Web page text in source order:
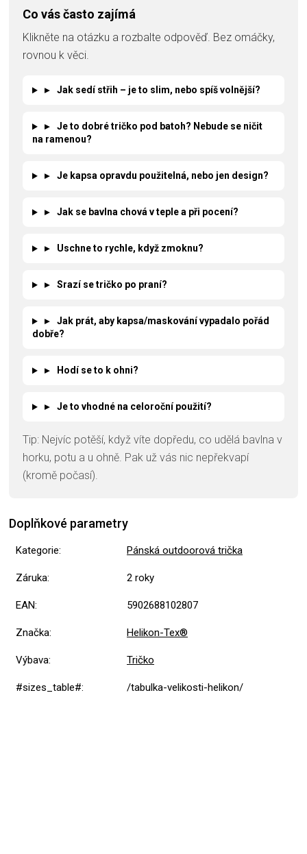
Co vás často zajímá
Klikněte na otázku a rozbalte odpověď. Bez omáčky,
rovnou k věci.
▸ Jak sedí střih – je to slim, nebo spíš volnější?
▸
Je to dobré tričko pod batoh? Nebude se ničit
na ramenou?
▸ Je kapsa opravdu použitelná, nebo jen design?
▸ Jak se bavlna chová v teple a při pocení?
▸ Uschne to rychle, když zmoknu?
▸ Srazí se tričko po praní?
▸
Jak prát, aby kapsa/maskování vypadalo pořád
dobře?
▸ Hodí se to k ohni?
▸ Je to vhodné na celoroční použití?
Tip: Nejvíc potěší, když víte dopředu, co udělá bavlna v
horku, potu a u ohně. Pak už vás nic nepřekvapí
(kromě počasí).
Doplňkové parametry
Kategorie: Pánská outdoorová trička
Záruka: 2 roky
EAN: 5902688102807
Značka: Helikon-Tex®
Výbava: Tričko
#sizes_table#: /tabulka-velikosti-helikon/